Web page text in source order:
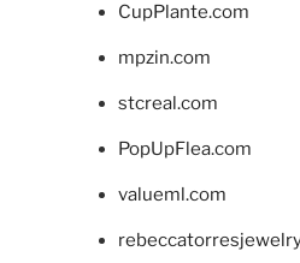
CupPlante.com
mpzin.com
stcreal.com
PopUpFlea.com
valueml.com